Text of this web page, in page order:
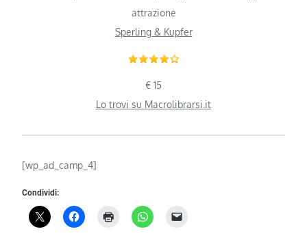
attrazione
Sperling & Kupfer
€ 15
Lo trovi su Macrolibrarsi.it
[wp_ad_camp_4]
Condividi: